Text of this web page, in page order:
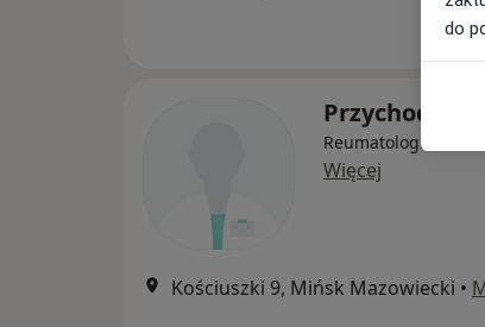
Przychodnia
Reumatologia,
Więcej
Kościuszki 9, Mińsk Mazowiecki •
do